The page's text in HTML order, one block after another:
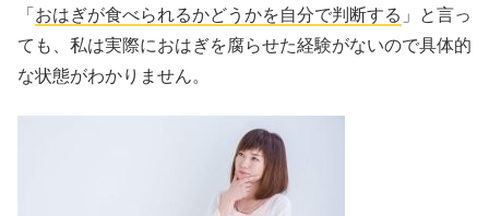
「 おはぎが食べられるかどうかを自分で判断する 」と言っ
ても、私は実際におはぎを腐らせた経験がないので具体的
な状態がわかりません。